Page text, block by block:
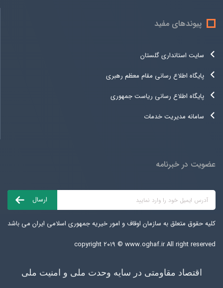
پیوندهای مفید
سایت استانداری گلستان
پایگاه اطلاع رسانی مقام معظم رهبری
پایگاه اطلاع رسانی ریاست جمهوری
سامانه مدیریت خدمات
عضویت در خبرنامه
کلیه حقوق متعلق به سازمان اوقاف و امور خیریه جمهوری اسلامی ایران می باشد
copyright ۲۰۱۹ © www.oghaf.irAll right reserved
اقتصاد مقاومتی در سایه وحدت ملی و امنیت ملی